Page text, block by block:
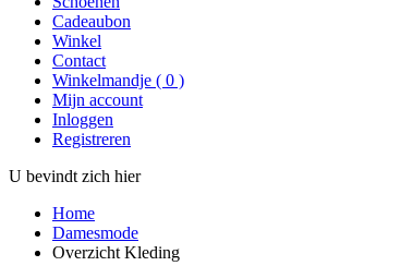
Cadeaubon
Winkel
Contact
Winkelmandje ( 0 )
Mijn account
Inloggen
Registreren
U bevindt zich hier
Home
Damesmode
Overzicht Kleding